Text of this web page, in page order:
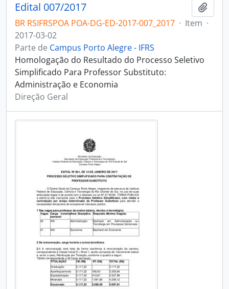
Edital 007/2017
BR RSIFRSPOA POA-DG-ED-2017-007_2017 · Item ·
2017-03-02
Parte de Campus Porto Alegre - IFRS
Homologação do Resultado do Processo Seletivo
Simplificado Para Professor Substituto:
Administração e Economia
Direção Geral